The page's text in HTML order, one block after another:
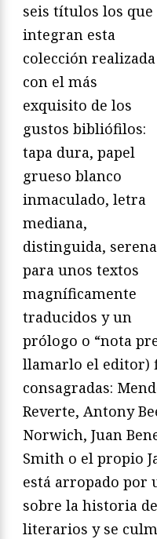
seis títulos los que
integran esta
colección realizada
con el más
exquisito de los
gustos bibliófilos:
tapa dura, papel
grueso blanco
inmaculado, letra
mediana,
distinguida, serena
para unos textos
magníficamente
traducidos y un
prólogo o “nota
llamarlo el editor)
consagradas:
Reverte, Antony
Norwich, Juan
Smith o el propio
está arropado por
sobre la historia
literarios y se